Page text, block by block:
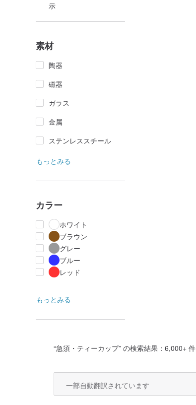
示
素材
陶器
磁器
ガラス
金属
ステンレススチール
もっとみる
カラー
ホワイト
ブラウン
グレー
ブルー
レッド
もっとみる
“急須・ティーカップ” の検索結果：6,000+ 件
一部自動翻訳されています